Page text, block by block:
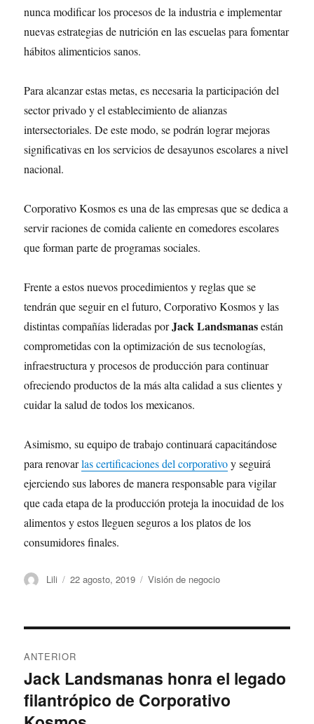
nunca modificar los procesos de la industria e implementar
nuevas estrategias de nutrición en las escuelas para fomentar
hábitos alimenticios sanos.
Para alcanzar estas metas, es necesaria la participación del
sector privado y el establecimiento de alianzas
intersectoriales. De este modo, se podrán lograr mejoras
significativas en los servicios de desayunos escolares a nivel
nacional.
Corporativo Kosmos es una de las empresas que se dedica a
servir raciones de comida caliente en comedores escolares
que forman parte de programas sociales.
Frente a estos nuevos procedimientos y reglas que se
tendrán que seguir en el futuro, Corporativo Kosmos y las
distintas compañías lideradas porJack Landsmanasestán
comprometidas con la optimización de sus tecnologías,
infraestructura y procesos de producción para continuar
ofreciendo productos de la más alta calidad a sus clientes y
cuidar la salud de todos los mexicanos.
Asimismo, su equipo de trabajo continuará capacitándose
para renovarlas certificaciones del corporativoy seguirá
ejerciendo sus labores de manera responsable para vigilar
que cada etapa de la producción proteja la inocuidad de los
alimentos y estos lleguen seguros a los platos de los
consumidores finales.
Autor
Lili
Publicado
22 agosto, 2019 Categorías
Visión de negocio
de
entradas
ANTERIOR
Entrada
anterior:
Jack Landsmanas honra el legado
filantrópico de Corporativo